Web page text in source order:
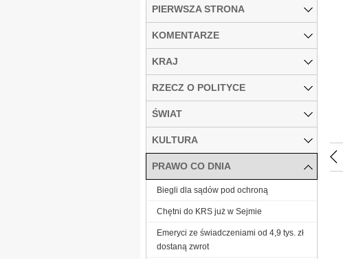
PIERWSZA STRONA
KOMENTARZE
KRAJ
RZECZ O POLITYCE
ŚWIAT
KULTURA
PRAWO CO DNIA
Biegli dla sądów pod ochroną
Chętni do KRS już w Sejmie
Emeryci ze świadczeniami od 4,9 tys. zł
dostaną zwrot